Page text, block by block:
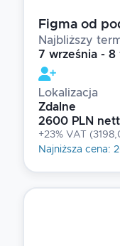
Figma od
Najbliższy
7 września - 8
Lokalizacja
Zdalne
2600 PLN
+23% VAT (
Najniższa cena: